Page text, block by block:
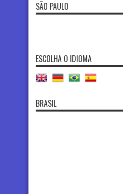
SÃO PAULO
ESCOLHA O IDIOMA
BRASIL